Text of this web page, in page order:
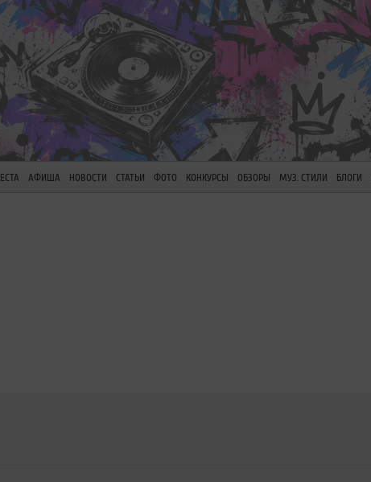
АФИША НОВОСТИ СТАТЬИ ФОТО КОНКУРСЫ ОБЗОРЫ МУЗ. СТИЛИ БЛОГИ